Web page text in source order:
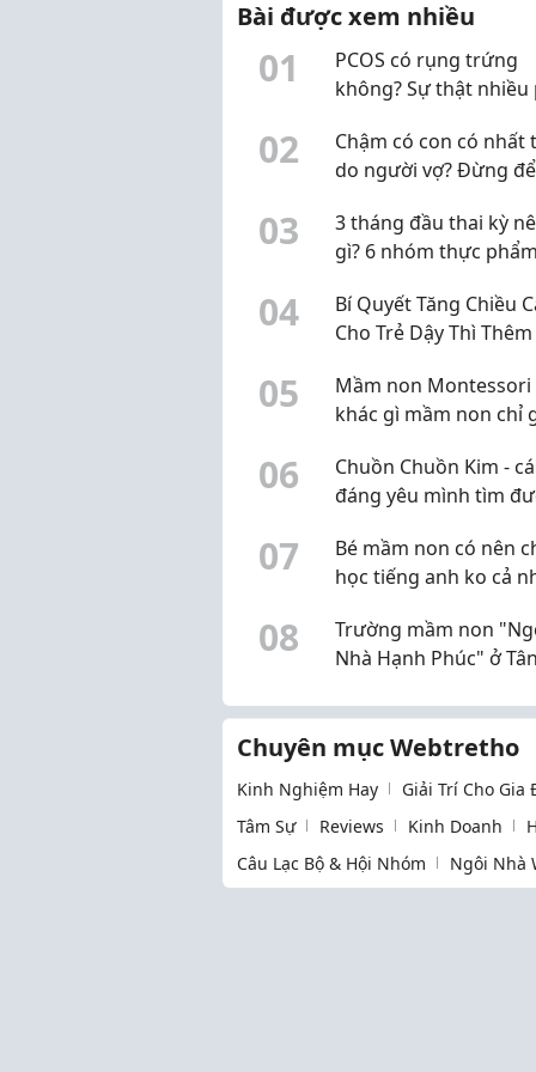
Bài được xem nhiều
01
PCOS có rụng trứng
không? Sự thật nhiều
02
Chậm có con có nhất
do người vợ? Đừng
nguyên nhân
03
3 tháng đầu thai kỳ
gì? 6 nhóm thực
hai người"
04
Bí Quyết Tăng Chiều
Cho Trẻ Dậy Thì
05
Mầm non Montessori
khác gì mầm non chỉ
06
Chuồn Chuồn Kim -
đáng yêu mình tìm
07
Bé mầm non có nên
học tiếng anh ko cả
08
Trường mầm non
Nhà Hạnh Phúc" ở
Chuyên mục Webtretho
Kinh Nghiệm Hay Giải Trí Cho Gia
Tâm Sự
Reviews Kinh Doanh
Câu Lạc Bộ & Hội Nhóm
Ngôi Nhà